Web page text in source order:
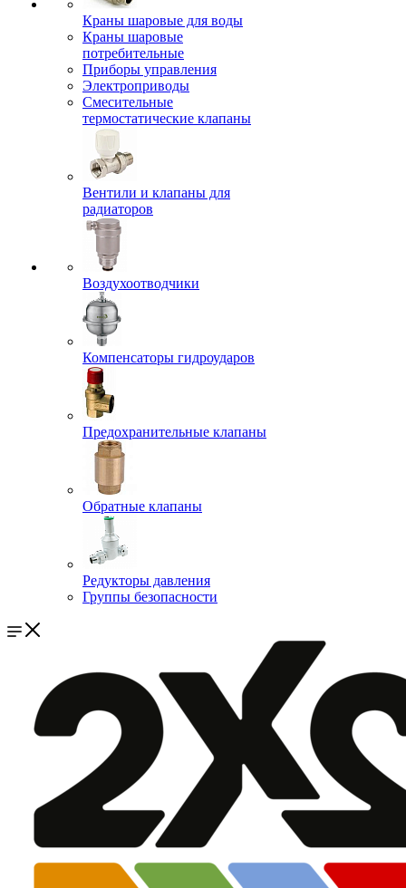
Краны шаровые для воды
Краны шаровые
потребительные
Приборы управления
Электроприводы
Смесительные
термостатические клапаны
Вентили и клапаны для
радиаторов
Воздухоотводчики
Компенсаторы гидроударов
Предохранительные клапаны
Обратные клапаны
Редукторы давления
Группы безопасности